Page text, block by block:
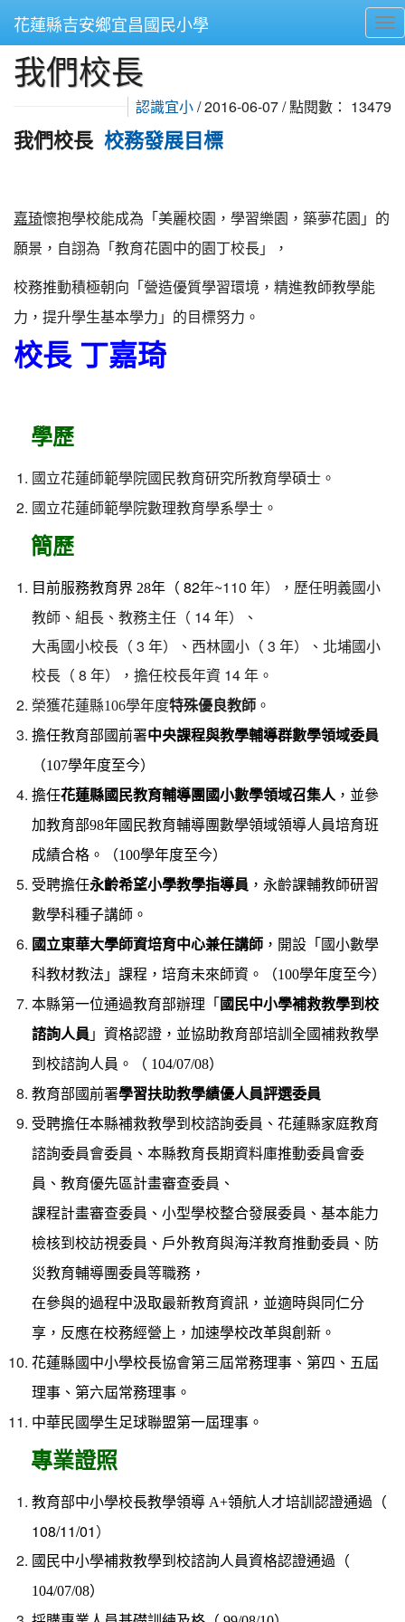
花蓮縣吉安鄉宜昌國民小學
我們校長
認識宜小/ 2016-06-07 / 點閱數： 13479
我們校長 校務發展目標
嘉琦懷抱學校能成為「美麗校園，學習樂園，築夢花園」的
願景，自詡為「教育花園中的園丁校長」，
校務推動積極朝向「營造優質學習環境，精進教師教學能
力，提升學生基本學力」的目標努力。
校長 丁嘉琦
學歷
國立花蓮師範學院國民教育研究所教育學碩士。
國立花蓮師範學院數理教育學系學士。
簡歷
目前服務教育界 28年（ 82年~110 年），歷任明義國小
教師、組長、教務主任（ 14 年）、
大禹國小校長（ 3 年）、西林國小（ 3 年）、北埔國小
校長（ 8 年），擔任校長年資 14 年。
榮獲花蓮縣106學年度特殊優良教師 。
擔任教育部國前署中央課程與教學輔導群數學領域委員
（107學年度至今）
擔任花蓮縣國民教育輔導團國小數學領域召集人 ，並參
加教育部98年國民教育輔導團數學領域領導人員培育班
成績合格。（100學年度至今）
受聘擔任永齡希望小學教學指導員 ，永齡課輔教師研習
數學科種子講師。
國立東華大學師資培育中心兼任講師 ，開設「國小數學
科教材教法」課程，培育未來師資。
（100學年度至今）
本縣第一位通過教育部辦理「 國民中小學補救教學到校
諮詢人員 」資格認證，並協助教育部培訓全國補救教學
到校諮詢人員。（ 104/07/08）
教育部國前署學習扶助教學績優人員評選委員
受聘擔任本縣補救教學到校諮詢委員、花蓮縣家庭教育
諮詢委員會委員、本縣教育長期資料庫推動委員會委
員、教育優先區計畫審查委員、
課程計畫審查委員、小型學校整合發展委員、基本能力
檢核到校訪視委員、戶外教育與海洋教育推動委員、防
災教育輔導團委員等職務，
在參與的過程中汲取最新教育資訊，並適時與同仁分
享，反應在校務經營上，加速學校改革與創新。
花蓮縣國中小學校長協會第三屆常務理事、第四、五屆
理事、第六屆常務理事。
中華民國學生足球聯盟第一屆理事。
專業證照
教育部中小學校長教學領導 A+領航人才培訓認證通過（
108/11/01）
國民中小學補救教學到校諮詢人員資格認證通過（
104/07/08）